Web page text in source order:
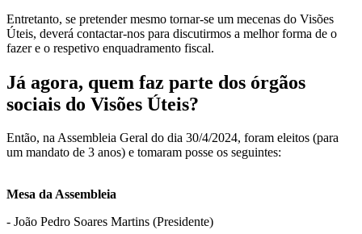
Entretanto, se pretender mesmo tornar-se um mecenas do Visões
Úteis, deverá contactar-nos para discutirmos a melhor forma de o
fazer e o respetivo enquadramento fiscal.
Já agora, quem faz parte dos órgãos
sociais do Visões Úteis?
Então, na Assembleia Geral do dia 30/4/2024, foram eleitos (para
um mandato de 3 anos) e tomaram posse os seguintes:
Mesa da Assembleia
- João Pedro Soares Martins (Presidente)